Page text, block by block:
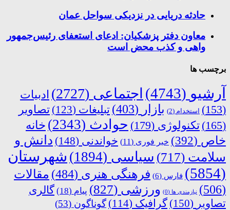
حادثه دریایی در نزدیکی سواحل عمان
معاون دفتر پزشکیان: ادعای استعفای رئیس‌جمهور
واهی و کذب محض است
برچسب ها
آرشیو (4743) اجتماعی (2727)
ادبیات
(153)
استخدام (2) بازار (403) تبلیغات (123)
تصاویر
(165)
تکنولوژی (179) حوادث (2343)
خانه
خاص (392) خبر فوری (11) خواندنی (148)
دانش و
سلامت (717) سیاسی (1894)
شهرستان
(5854)
فارس (6) فرهنگی هنری (484)
مقالات
(506)
نیازمندی ها (0) ورزشی (827) پیام (18)
گالری
تصاویر (150) گرافیک (114) گوناگون (53)